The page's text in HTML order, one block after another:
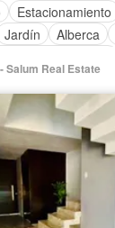
Estacionamiento
Jardín Alberca
Salum Real Estate